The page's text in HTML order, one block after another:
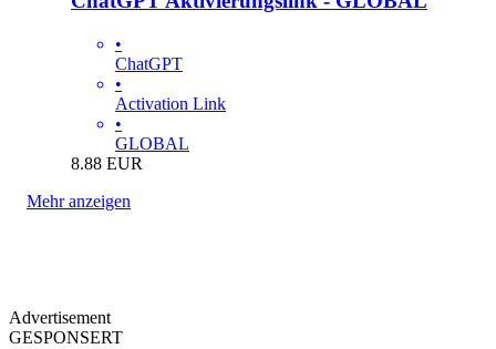
•
ChatGPT
•
Activation Link
•
GLOBAL
8.88 EUR
Mehr anzeigen
Advertisement
GESPONSERT